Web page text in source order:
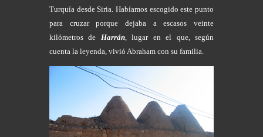
Turquía desde Siria. Habíamos escogido este punto
para cruzar porque dejaba a escasos veinte
kilómetros de Harrán, lugar en el que, según
cuenta la leyenda, vivió Abraham con su familia.